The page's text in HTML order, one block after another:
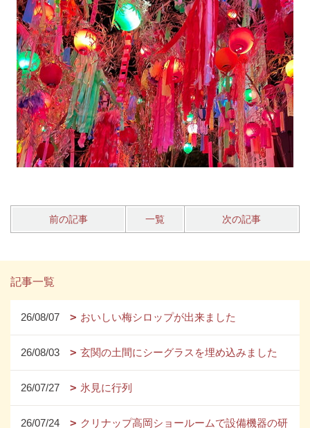
前の記事 一覧 次の記事
記事一覧
26/08/07 おいしい梅シロップが出来ました
26/08/03 玄関の土間にシーグラスを埋め込みました
26/07/27 氷見に行列
26/07/24
クリナップ高岡ショールームで設備機器の研